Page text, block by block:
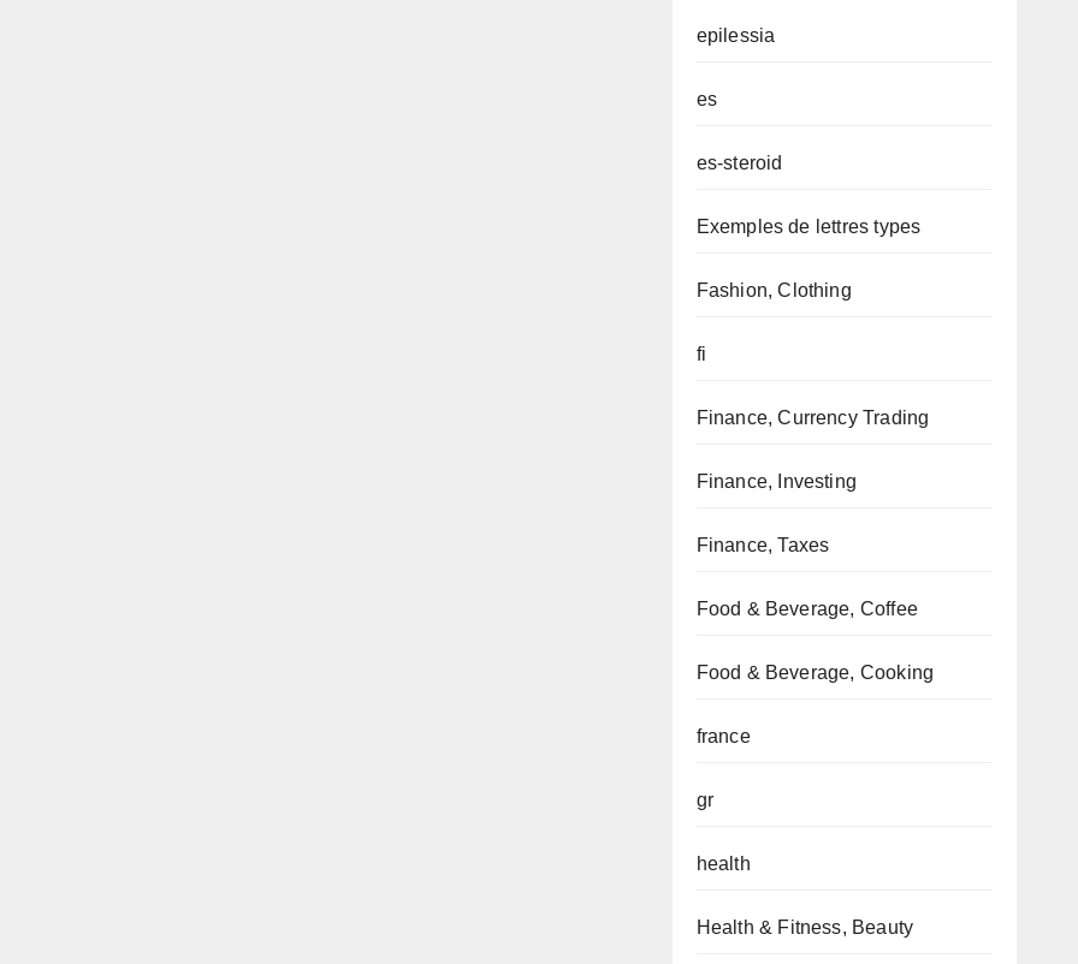
epilessia
es
es-steroid
Exemples de lettres types
Fashion, Clothing
fi
Finance, Currency Trading
Finance, Investing
Finance, Taxes
Food & Beverage, Coffee
Food & Beverage, Cooking
france
gr
health
Health & Fitness, Beauty